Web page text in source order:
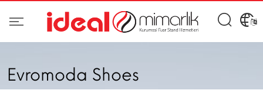
Evromoda Shoes